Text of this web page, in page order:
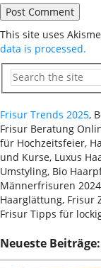
This site uses
data is processed.
Frisur Trends 2025,
Frisur Beratung
für Hochzeitsfeier,
und Kurse, Luxus
Umstyling, Bio
Männerfrisuren
Haarglättung, Frisur
Frisur Tipps für
Neueste Beiträge: